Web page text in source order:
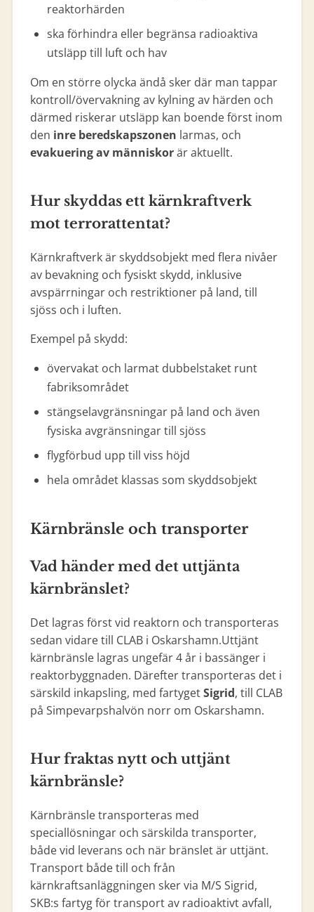
reaktorhärden
ska förhindra eller begränsa radioaktiva
utsläpp till luft och hav
Om en större olycka ändå sker där man tappar
kontroll/övervakning av kylning av härden och
därmed riskerar utsläpp kan boende först inom
den inre beredskapszonen larmas, och
evakuering av människorär aktuellt.
Hur skyddas ett kärnkraftverk
mot terrorattentat?
Kärnkraftverk är skyddsobjekt med flera nivåer
av bevakning och fysiskt skydd, inklusive
avspärrningar och restriktioner på land, till
sjöss och i luften.
Exempel på skydd:
övervakat och larmat dubbelstaket runt
fabriksområdet
stängselavgränsningar på land och även
fysiska avgränsningar till sjöss
flygförbud upp till viss höjd
hela området klassas som skyddsobjekt
Kärnbränsle och transporter
Vad händer med det uttjänta
kärnbränslet?
Det lagras först vid reaktorn och transporteras
sedan vidare till CLAB i Oskarshamn.Uttjänt
kärnbränsle lagras ungefär 4 år i bassänger i
reaktorbyggnaden. Därefter transporteras det i
särskild inkapsling, med fartygetSigrid, till CLAB
på Simpevarpshalvön norr om Oskarshamn.
Hur fraktas nytt och uttjänt
kärnbränsle?
Kärnbränsle transporteras med
speciallösningar och särskilda transporter,
både vid leverans och när bränslet är uttjänt.
Transport både till och från
kärnkraftsanläggningen sker via M/S Sigrid,
SKB:s fartyg för transport av radioaktivt avfall,